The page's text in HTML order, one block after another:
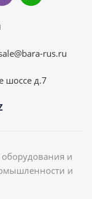
rus.ru
шоссе д.7
оборудования и
и